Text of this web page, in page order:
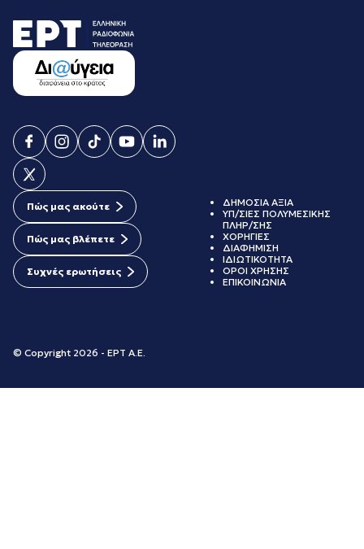
Πώς μας ακούτε
Πώς μας βλέπετε
Συχνές ερωτήσεις
© Copyright 2026 - ΕΡΤ Α.Ε.
ΔΗΜΟΣΙΑ ΑΞΙΑ
ΥΠ/ΣΙΕΣ ΠΟΛΥΜΕΣΙΚΗΣ
ΠΛΗΡ/ΣΗΣ
ΧΟΡΗΓΙΕΣ
ΔΙΑΦΗΜΙΣΗ
ΙΔΙΩΤΙΚΟΤΗΤΑ
ΟΡΟΙ ΧΡΗΣΗΣ
ΕΠΙΚΟΙΝΩΝΙΑ